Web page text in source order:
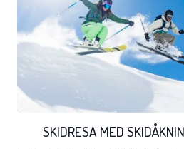
SKIDRESA MED